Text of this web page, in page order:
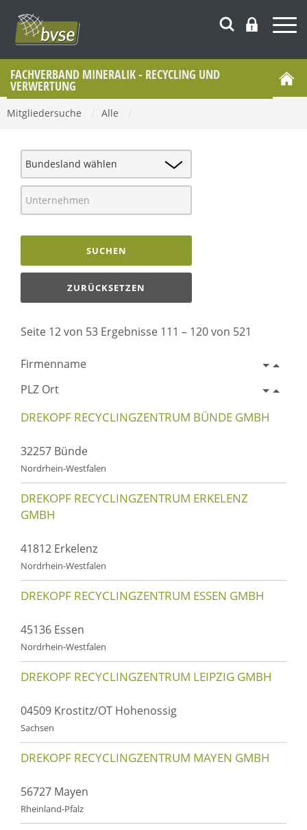
FACHVERBAND MINERALIK - RECYCLING UND
VERWERTUNG
Mitgliedersuche Alle
SUCHEN
ZURÜCKSETZEN
Seite 12 von 53 Ergebnisse 111 – 120 von 521
Firmenname
PLZ Ort
DREKOPF RECYCLINGZENTRUM BÜNDE GMBH
32257 Bünde
Nordrhein-Westfalen
DREKOPF RECYCLINGZENTRUM ERKELENZ
GMBH
41812 Erkelenz
Nordrhein-Westfalen
DREKOPF RECYCLINGZENTRUM ESSEN GMBH
45136 Essen
Nordrhein-Westfalen
DREKOPF RECYCLINGZENTRUM LEIPZIG GMBH
04509 Krostitz/OT Hohenossig
Sachsen
DREKOPF RECYCLINGZENTRUM MAYEN GMBH
56727 Mayen
Rheinland-Pfalz